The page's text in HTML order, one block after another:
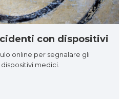
con dispositivi
online per segnalare gli
medici.